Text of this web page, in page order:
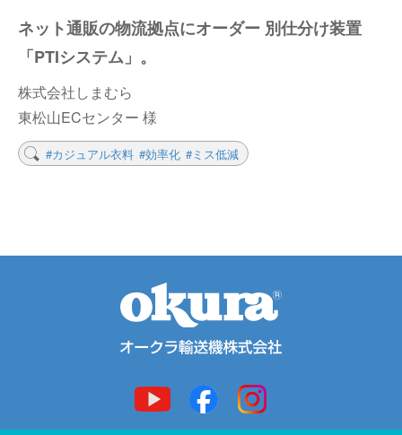
ネット通販の物流拠点にオーダー 別仕分け装置
「PTIシステム」。
株式会社しまむら
東松山ECセンター 様
#カジュアル衣料 #効率化 #ミス低減